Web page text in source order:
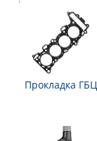
Прокладка ГБЦ